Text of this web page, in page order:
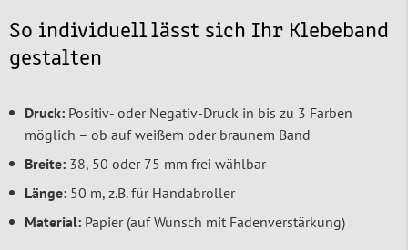
So individuell lässt sich Ihr Klebeband
gestalten
Druck: Positiv- oder Negativ-Druck in bis zu 3 Farben
möglich – ob auf weißem oder braunem Band
Breite: 38, 50 oder 75 mm frei wählbar
Länge: 50 m, z.B. für Handabroller
Material: Papier (auf Wunsch mit Fadenverstärkung)